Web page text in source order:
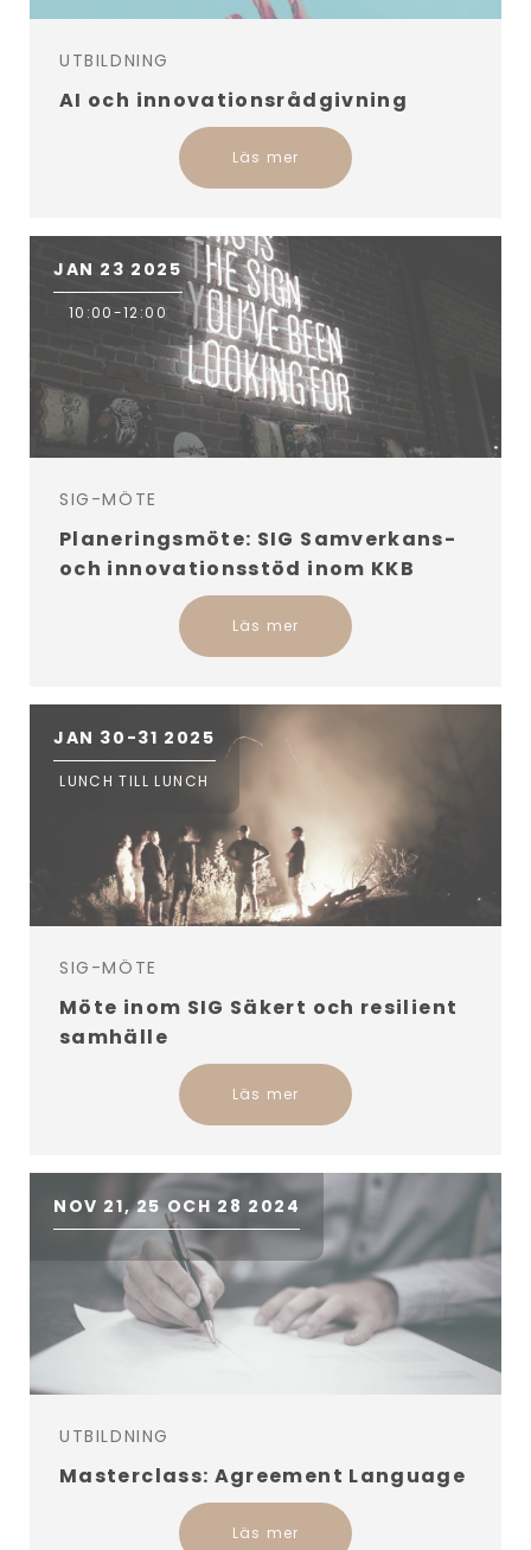
UTBILDNING
AI och innovationsrådgivning
Läs mer
JAN 23 2025
10:00-12:00
SIG-MÖTE
Planeringsmöte: SIG Samverkans-
och innovationsstöd inom KKB
Läs mer
JAN 30-31 2025
LUNCH TILL LUNCH
SIG-MÖTE
Möte inom SIG Säkert och resilient
samhälle
Läs mer
NOV 21, 25 OCH 28 2024
UTBILDNING
Masterclass: Agreement Language
Läs mer